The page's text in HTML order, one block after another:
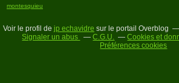
montesquieu
Voir le profil de jp echavidre sur le portail Overblog
Signaler un abus
C.G.U.
Cookies et
Préférences cookies